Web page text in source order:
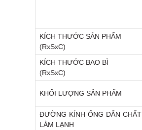
KÍCH THƯỚC SẢN PHẨM
(RxSxC)
KÍCH THƯỚC BAO BÌ
(RxSxC)
KHỐI LƯỢNG SẢN PHẨM
ĐƯỜNG KÍNH ỐNG DẪN CHẤT
LÀM LẠNH